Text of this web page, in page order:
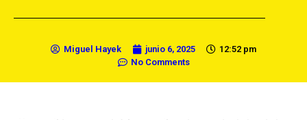
Miguel Hayek junio 6, 2025
12:52 pm
No Comments